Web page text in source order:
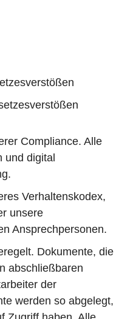
Compliance. Alle
und digital
Verhaltenskodex,
unsere
Ansprechpersonen.
Dokumente, die
abschließbaren
der
werden so abgelegt,